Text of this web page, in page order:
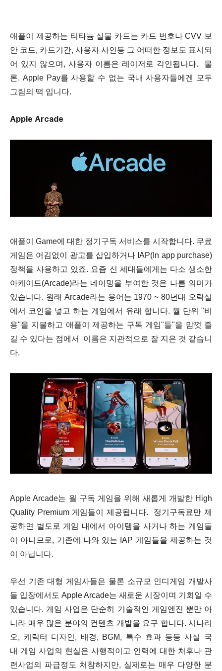
애플이 제공하는 티타늄 실물 카드는 카드 번호나 CVV 보
안 코드, 카드기간, 사용자 사인등 그 어떠한 정보도 표시되
어 있지 않으며, 사용자 이름은 레이저로 각인됩니다. 물
론. Apple Pay를 사용할 수 없는 국내 사용자들에겐 모두
그림의 떡 입니다.
Apple Arcade
애플이 Game에 대한 정기구독 서비스를 시작합니다. 무료
게임은 어김없이 광고를 삽입하거나 IAP(In app purchase)
정책을 사용하고 있죠. 요즘 신 세대들에게는 다소 생소한
아케이드(Arcade)라는 네이밍을 부여한 것은 나름 의미가
있습니다. 원래 Arcade라는 용어는 1970 ~ 80년대 오락실
에서 코인을 넣고 하는 게임에서 유래 합니다. 월 단위 "비
용"을 지불하고 애플이 제공하는 구독 게임"들"을 맘껏 즐
길 수 있다는 점에서 이름은 지관적으로 잘 지은 것 같습니
다.
Apple Arcade는 월 구독 게임을 위해 새롭게 개발한 High
Quality Premium 게임들이 제공됩니다. 정기구독료만 제
공하면 별도로 게임 내에서 아이템을 사거나 하는 게임들
이 아니므로, 기존에 나와 있는 IAP 게임들을 제공하는 것
이 아닙니다.
우선 기존 대형 게임사들은 물론 소규모 인디게임 개발사
들 입장에서도 Apple Arcade는 새로운 시장이며 기회일 수
있습니다. 게임 사업은 단순히 기술적인 게임엔진 뿐만 아
니라 매우 많은 분야의 컨텐츠 개발을 요구 합니다. 시나리
오, 케릭터 디자인, 배경, BGM, 특수 효과 등등 사실 국
내 게임 사업의 현실은 사행적이고 인력에 대한 처후나 관
련사업의 파급정도 처참하지만, 실제로는 매우 다양한 분